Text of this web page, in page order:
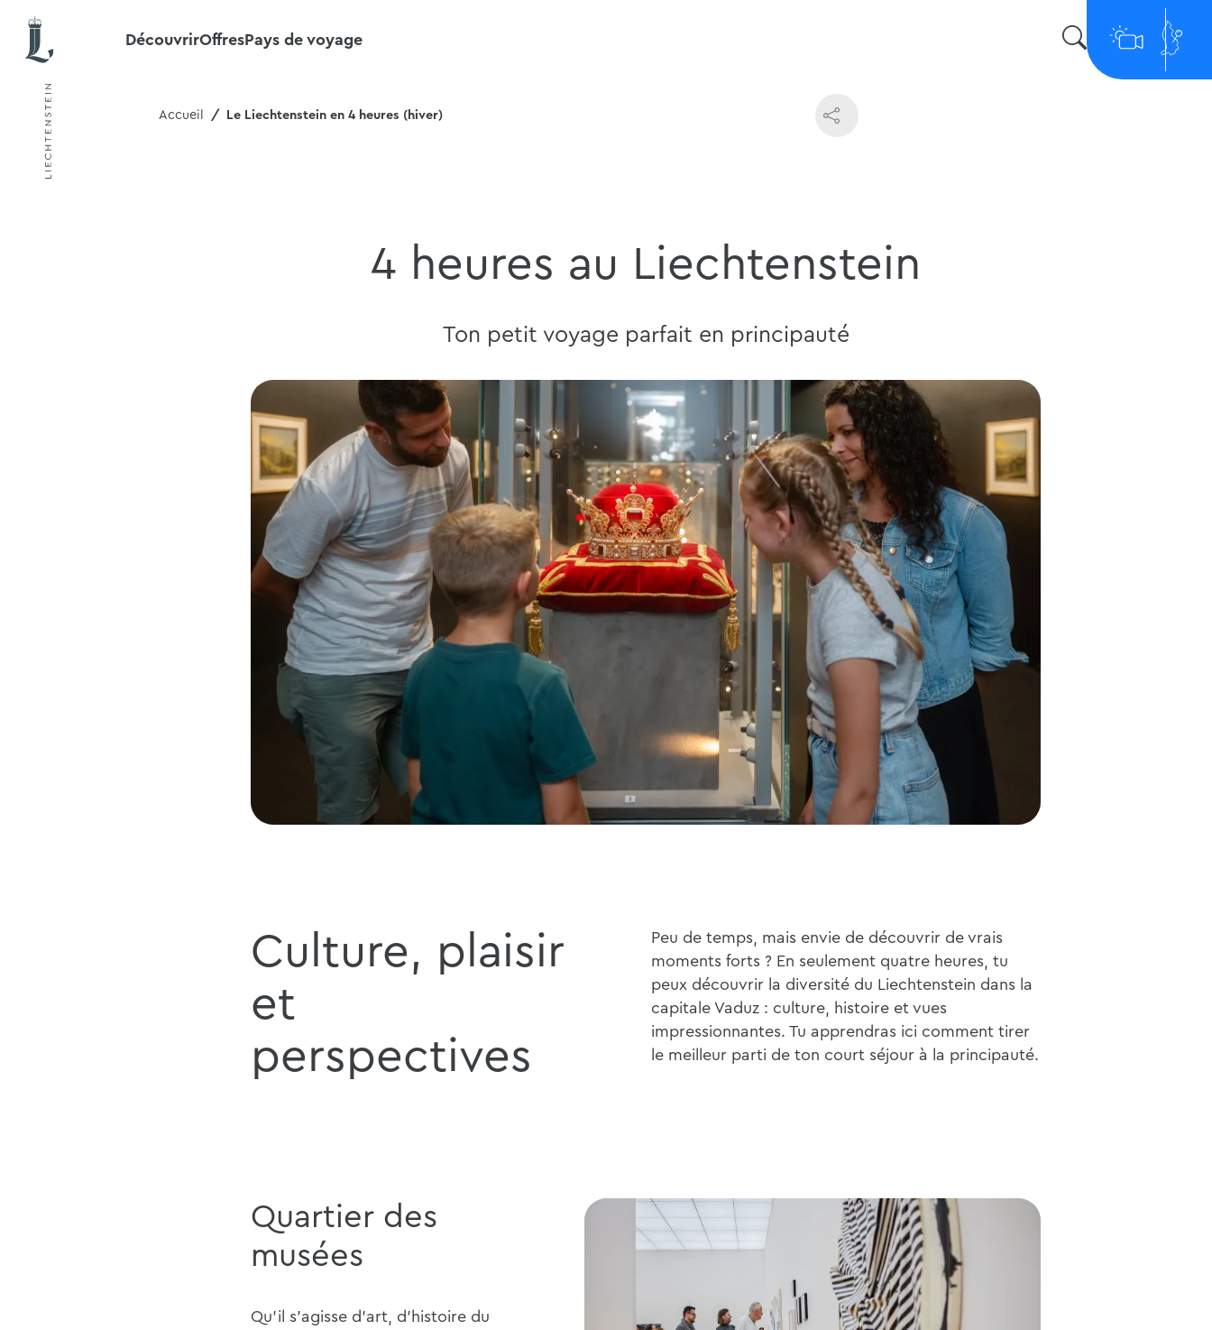
DécouvrirOffresPays de voyage
Accueil Le Liechtenstein en 4 heures (hiver)
4 heures au Liechtenstein
Ton petit voyage parfait en principauté
Culture, plaisir
et
perspectives
Peu de temps, mais envie de découvrir de vrais
moments forts ? En seulement quatre heures, tu
peux découvrir la diversité du Liechtenstein dans la
capitale Vaduz : culture, histoire et vues
impressionnantes. Tu apprendras ici comment tirer
le meilleur parti de ton court séjour à la principauté.
Quartier des
musées
Qu'il s'agisse d'art, d'histoire du